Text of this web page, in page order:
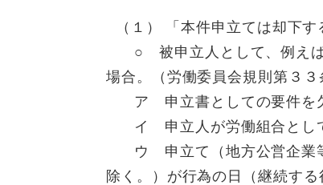
（１） 「本件申立ては却下す
○ 被申立人として、例えば
場合。（労働委員会規則第３３
ア 申立書としての要件を欠
イ 申立人が労働組合として
ウ 申立て（地方公営企業等
除く。）が行為の日（継続す